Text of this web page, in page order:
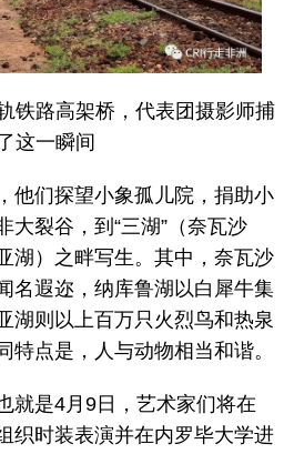
铁路高架桥，代表团摄影师捕
这一瞬间
们探望小象孤儿院，捐助小
大裂谷，到“三湖”（奈瓦沙
湖）之畔写生。其中，奈瓦沙
名遐迩，纳库鲁湖以白犀牛集
湖则以上百万只火烈鸟和热泉
特点是，人与动物相当和谐。
是4月9日，艺术家们将在
织时装表演并在内罗毕大学进